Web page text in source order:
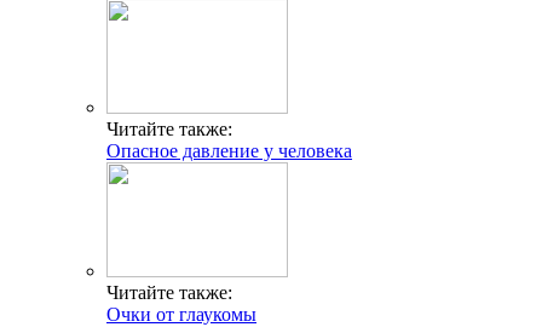
Читайте также:
Опасное давление у человека
Читайте также:
Очки от глаукомы